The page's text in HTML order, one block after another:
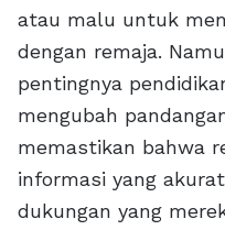
atau malu untuk
dengan remaja.
pentingnya
mengubah
memastikan bahwa
informasi yang
dukungan yang